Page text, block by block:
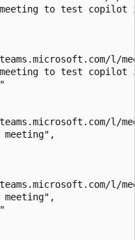
to test copilot
l/
to test copilot
l/
meeting",
l/
meeting",